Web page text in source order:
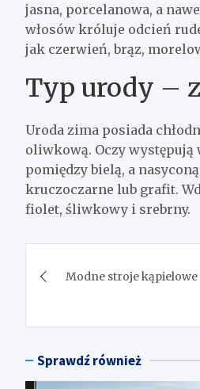
jasna, porcelanowa, a
włosów króluje odcień
jak czerwień, brąz,
Typ urody –
Uroda zima posiada
oliwkową. Oczy
pomiędzy bielą, a
kruczoczarne lub grafit.
fiolet, śliwkowy i srebrny.
wpisu
Modne stroje kąpielowe
Sprawdź również